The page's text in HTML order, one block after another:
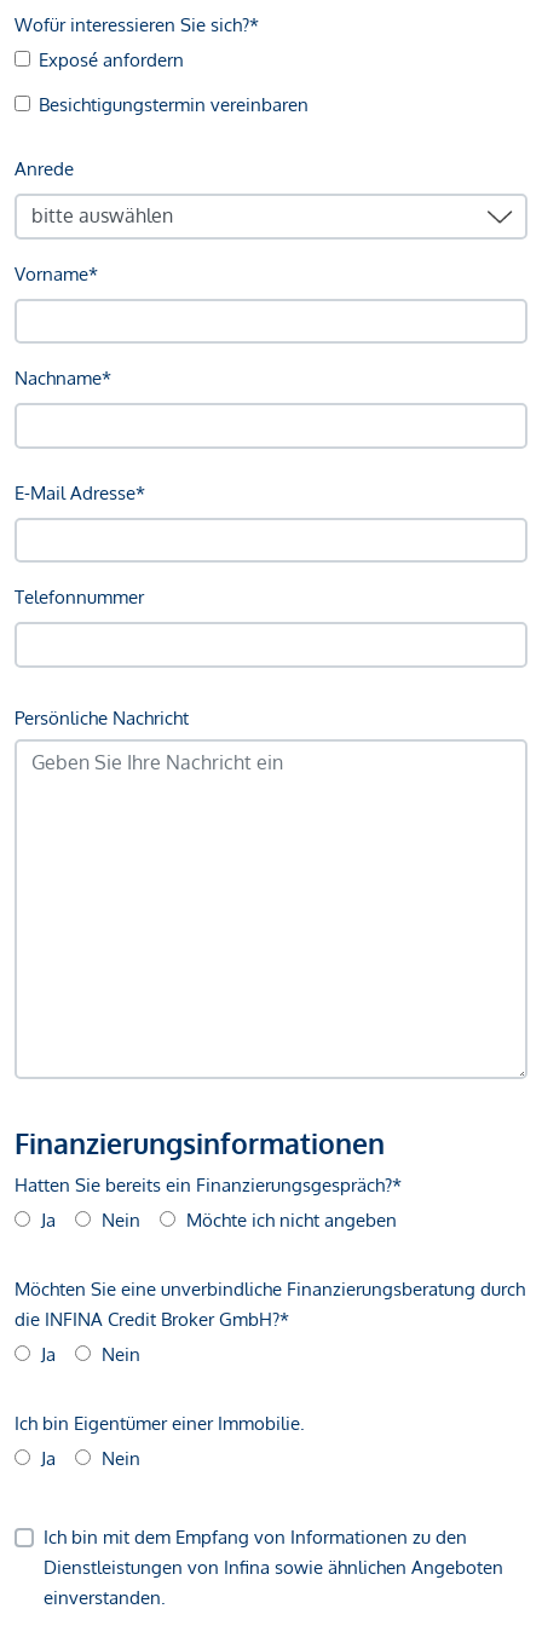
Wofür interessieren Sie sich?*
Exposé anfordern
Besichtigungstermin vereinbaren
Anrede
Vorname*
Nachname*
E-Mail Adresse*
Telefonnummer
Persönliche Nachricht
Finanzierungsinformationen
Hatten Sie bereits ein Finanzierungsgespräch?*
Ja
Nein Möchte ich nicht angeben
Möchten Sie eine unverbindliche Finanzierungsberatung durch
die INFINA Credit Broker GmbH?*
Ja
Nein
Ich bin Eigentümer einer Immobilie.
Ja
Nein
Ich bin mit dem Empfang von Informationen zu den
Dienstleistungen von Infina sowie ähnlichen Angeboten
einverstanden.